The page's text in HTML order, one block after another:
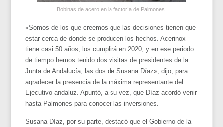
Bobinas de acero en la factoría de Palmones.
«Somos de los que creemos que las decisiones tienen que
estar cerca de donde se producen los hechos. Acerinox
tiene casi 50 años, los cumplirá en 2020, y en ese periodo
de tiempo hemos tenido dos visitas de presidentes de la
Junta de Andalucía, las dos de Susana Díaz», dijo, para
agradecer la presencia de la máxima representante del
Ejecutivo andaluz. Apuntó, a su vez, que Díaz acordó venir
hasta Palmones para conocer las inversiones.
Susana Díaz, por su parte, destacó que el Gobierno de la